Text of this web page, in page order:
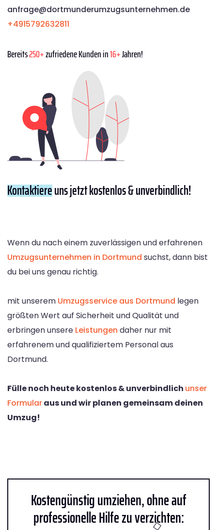
anfrage@dortmunderumzugsunternehmen.de
+4915792632811
Bereits250+zufriedene Kunden in16+Jahren!
Kontaktiereuns jetzt kostenlos & unverbindlich!
Wenn du nach einem zuverlässigen und erfahrenen
Umzugsunternehmen in Dortmund suchst, dann bist
du bei uns genau richtig.
mit unserem Umzugsservice aus Dortmund legen
größten Wert auf Sicherheit und Qualität und
erbringen unsere Leistungen daher nur mit
erfahrenem und qualifiziertem Personal aus
Dortmund.
Fülle noch heute kostenlos & unverbindlich unser
Formularaus und wir planen gemeinsam deinen
Umzug!
Kostengünstig umziehen, ohne auf
professionelle Hilfe zu verzichten: